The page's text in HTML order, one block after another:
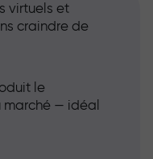
virtuels et
craindre de
le
— idéal